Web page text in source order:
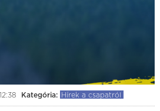
Kategória: Hírek a csapatról